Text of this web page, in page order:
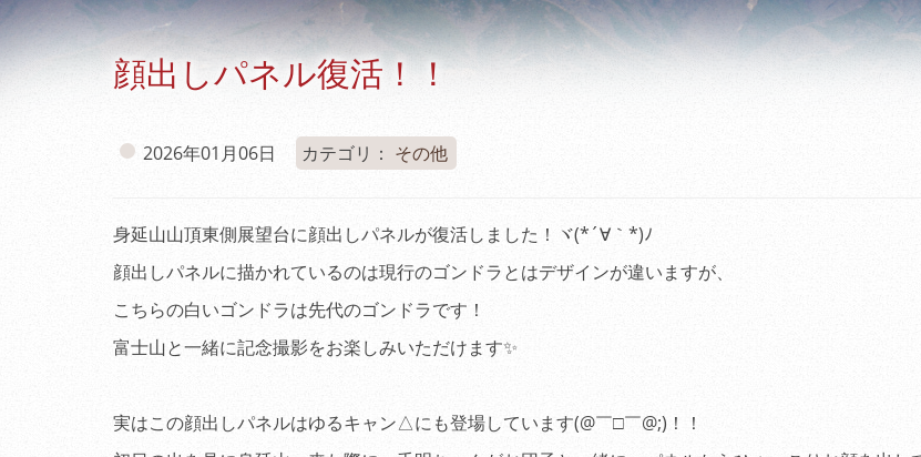
顔出しパネル復活！！
2026年01月06日 カテゴリ： その他
身延山山頂東側展望台に顔出しパネルが復活しました！ヾ(*´∀｀*)ﾉ
顔出しパネルに描かれているのは現行のゴンドラとはデザインが違いますが、
こちらの白いゴンドラは先代のゴンドラです！
富士山と一緒に記念撮影をお楽しみいただけます✨
実はこの顔出しパネルはゆるキャン△にも登場しています(@￣□￣@;)！！